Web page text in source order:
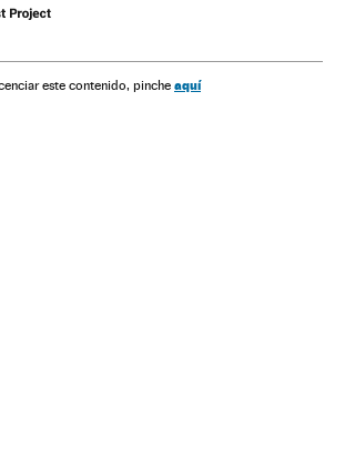
Direitos humanos
Mulheres América do Sul
este contenido, pinche aquí